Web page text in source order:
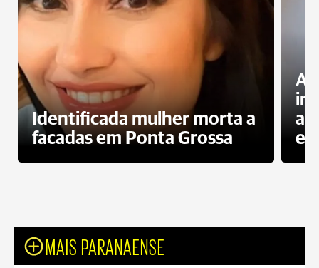
Identificada mulher morta a
facadas em Ponta Grossa
MAIS PARANAENSE